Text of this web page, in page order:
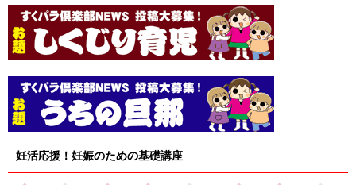
妊活応援！妊娠のための基礎講座